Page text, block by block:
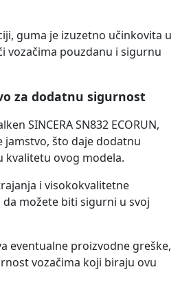
guma je izuzetno učinkovita u
vozačima pouzdanu i sigurnu
za dodatnu sigurnost
SINCERA SN832 ECORUN,
što daje dodatnu
kvalitetu ovog modela.
i visokokvalitetne
možete biti sigurni u svoj
eventualne proizvodne greške,
vozačima koji biraju ovu